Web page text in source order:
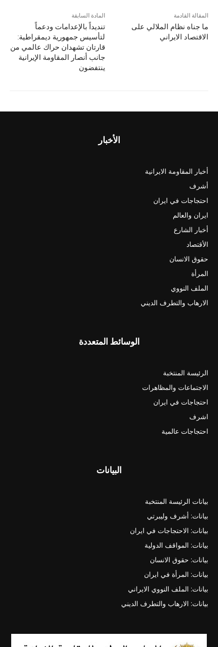
المادة السابقة
تنديداً بالإعدامات ودعماً
لتأسيس جمهورية ديمقراطية:
قارتان تشهدان حراك عالمي من
جانب أنصار المقاومة الإيرانية
ينتفضون
المقالة القادمة
ما جناه نظام الملالي على
الاقتصاد الايراني
الأخبار
أخبار المقاومة الايرانية
أشرف
احتجاجات في ايران
ايران والعالم
أخبار الشارع
الأقتصاد
حقوق الانسان
المرأة
الملف النووي
الارهاب والتطرف الديني
الوسائط المتعددة
الرئيسة المنتخبة
الاجتماعات والمظاهرات
احتجاجات في ايران
اشرف
احتجاجات عالمية
البيانات
بيانات الرئيسة المنتخبة
بيانات: أشرف وليبرتي
بيانات: الاحتجاجات في ايران
بيانات: المواقف الدولية
بيانات: حقوق الانسان
بيانات: المرأة في ايران
بيانات: الملف النووي الايراني
بيانات: الارهاب والتطرف الديني